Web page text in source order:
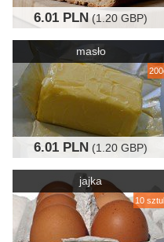
6.01 PLN (1.20 GBP)
masło
6.01 PLN (1.20 GBP)
jajka
10